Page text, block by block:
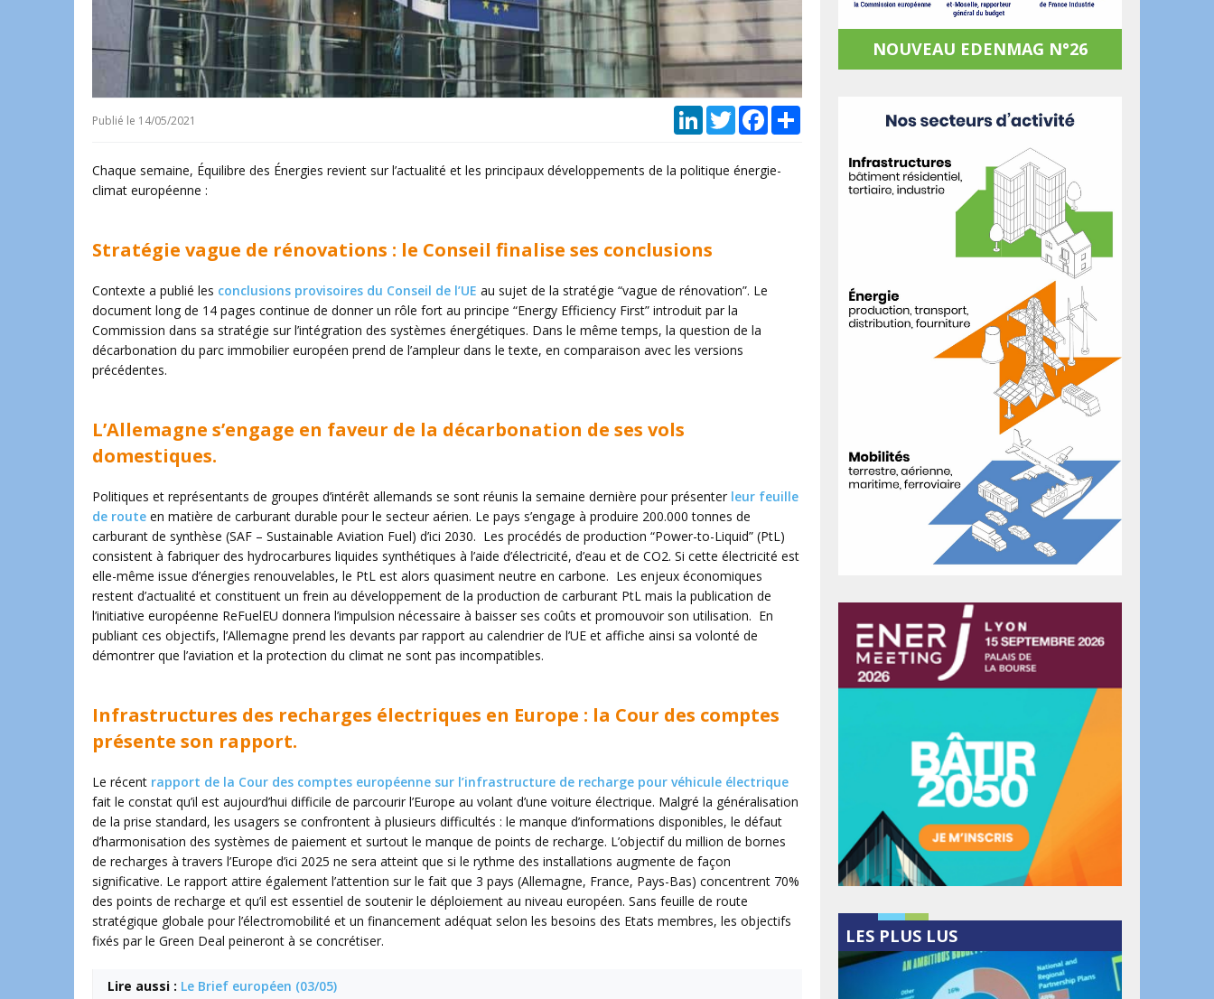
Publié le 14/05/2021 LinkedInTwitterFacebook
Chaque semaine, Équilibre des Énergies revient sur l’actualité et les principaux développements de la politique énergie-
climat européenne :
Stratégie vague de rénovations : le Conseil finalise ses conclusions
Contexte a publié les conclusions provisoires du Conseil de l’UE au sujet de la stratégie “vague de rénovation”. Le
document long de 14 pages continue de donner un rôle fort au principe “Energy Efficiency First” introduit par la
Commission dans sa stratégie sur l’intégration des systèmes énergétiques. Dans le même temps, la question de la
décarbonation du parc immobilier européen prend de l’ampleur dans le texte, en comparaison avec les versions
précédentes.
L’Allemagne s’engage en faveur de la décarbonation de ses vols
domestiques.
Politiques et représentants de groupes d’intérêt allemands se sont réunis la semaine dernière pour présenter leur feuille
de route en matière de carburant durable pour le secteur aérien. Le pays s’engage à produire 200.000 tonnes de
carburant de synthèse (SAF – Sustainable Aviation Fuel) d’ici 2030. Les procédés de production “Power-to-Liquid” (PtL)
consistent à fabriquer des hydrocarbures liquides synthétiques à l’aide d’électricité, d’eau et de CO2. Si cette électricité est
elle-même issue d’énergies renouvelables, le PtL est alors quasiment neutre en carbone. Les enjeux économiques
restent d’actualité et constituent un frein au développement de la production de carburant PtL mais la publication de
l’initiative européenne ReFuelEU donnera l’impulsion nécessaire à baisser ses coûts et promouvoir son utilisation. En
publiant ces objectifs, l’Allemagne prend les devants par rapport au calendrier de l’UE et affiche ainsi sa volonté de
démontrer que l’aviation et la protection du climat ne sont pas incompatibles.
Infrastructures des recharges électriques en Europe : la Cour des comptes
présente son rapport.
Le récent rapport de la Cour des comptes européenne sur l’infrastructure de recharge pour véhicule électrique
fait le constat qu’il est aujourd’hui difficile de parcourir l’Europe au volant d’une voiture électrique. Malgré la généralisation
de la prise standard, les usagers se confrontent à plusieurs difficultés : le manque d’informations disponibles, le défaut
d’harmonisation des systèmes de paiement et surtout le manque de points de recharge. L’objectif du million de bornes
de recharges à travers l’Europe d’ici 2025 ne sera atteint que si le rythme des installations augmente de façon
significative. Le rapport attire également l’attention sur le fait que 3 pays (Allemagne, France, Pays-Bas) concentrent 70%
des points de recharge et qu’il est essentiel de soutenir le déploiement au niveau européen. Sans feuille de route
stratégique globale pour l’électromobilité et un financement adéquat selon les besoins des Etats membres, les objectifs
fixés par le Green Deal peineront à se concrétiser.
Lire aussi : Le Brief européen (03/05)
NOUVEAU EDENMAG N°26
LES PLUS LUS